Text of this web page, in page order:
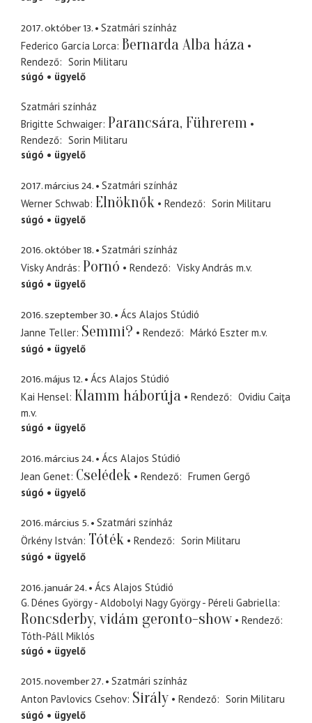
2017. október 13.
Szatmári színház
Federico García Lorca Bernarda Alba háza
Rendező
Sorin Militaru
súgó
ügyelő
Szatmári színház
Brigitte Schwaiger Parancsára, Führerem
Rendező
Sorin Militaru
súgó
ügyelő
2017. március 24.
Szatmári színház
Werner Schwab Elnöknők Rendező
Sorin Militaru
súgó
ügyelő
2016. október 18.
Szatmári színház
Visky András Pornó Rendező Visky András m.v.
súgó
ügyelő
2016. szeptember 30.
Ács Alajos Stúdió
Janne Teller Semmi? Rendező Márkó Eszter m.v.
súgó
ügyelő
2016. május 12.
Ács Alajos Stúdió
Kai Hensel Klamm háborúja Rendező
Ovidiu Caiţa
m.v.
súgó
ügyelő
2016. március 24.
Ács Alajos Stúdió
Jean Genet Cselédek Rendező
Frumen Gergő
súgó
ügyelő
2016. március 5.
Szatmári színház
Örkény István Tóték Rendező
Sorin Militaru
súgó
ügyelő
2016. január 24.
Ács Alajos Stúdió
G. Dénes György - Aldobolyi Nagy György - Péreli Gabriella
Roncsderby, vidám geronto-show
Rendező
Tóth-Páll Miklós
súgó
ügyelő
2015. november 27.
Szatmári színház
Anton Pavlovics Csehov Sirály Rendező
Sorin Militaru
súgó
ügyelő